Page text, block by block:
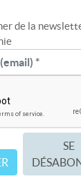
de la
*
SE